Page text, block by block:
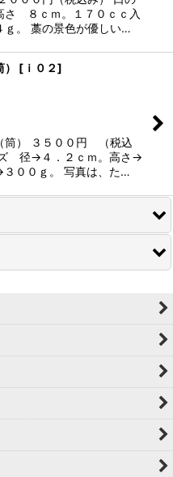
８ｃｍ。１７０ｃｃ入
。 藁の景色が優しい…
[ ｉ０２]
） ３５００円 （税込
径→４．２ｃｍ。高さ→
００ｇ。 写真は、た…